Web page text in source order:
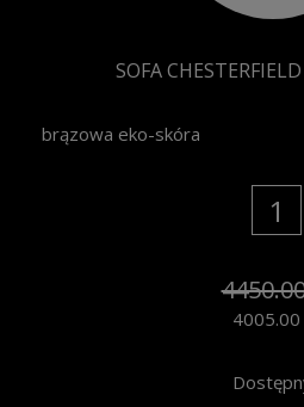
SOFA
brązowa eko-skóra
4005.00